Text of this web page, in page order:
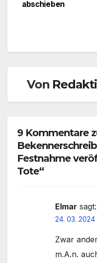
abschieben
Von
9 Kommentare
Festnahme
Tote“
Elmar sagt:
24. 03. 2024
Zwar
m.A.n.